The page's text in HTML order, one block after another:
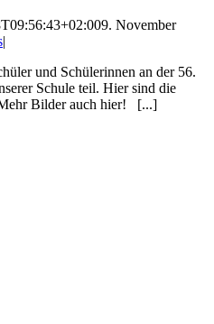
9. November
|
und Schülerinnen an der 56.
Schule teil. Hier sind die
Mehr Bilder auch hier! [...]